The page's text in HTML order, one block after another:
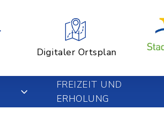
Digitaler Ortsplan
FREIZEIT UND
ERHOLUNG